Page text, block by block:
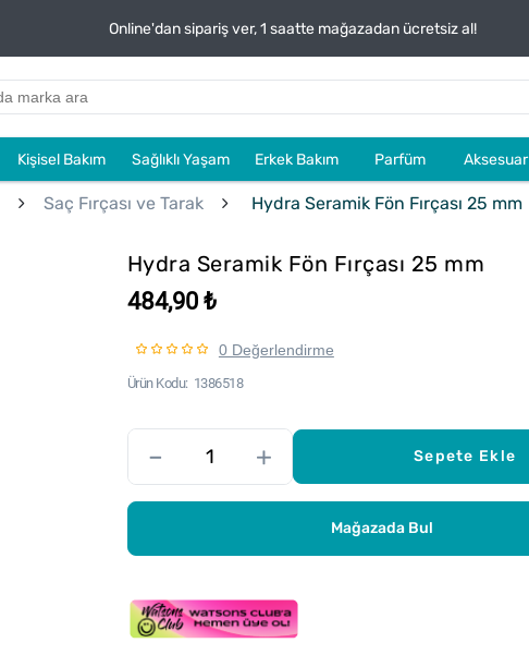
Online'dan sipariş ver, 1 saatte mağazadan ücretsiz al!
Kişisel Bakım Sağlıklı Yaşam Erkek Bakım Parfüm Aksesuar
Saç Fırçası ve Tarak Hydra Seramik Fön Fırçası 25 mm
Hydra Seramik Fön Fırçası 25 mm
484,90 ₺
0 Değerlendirme
Ürün Kodu 1386518
– + Sepete Ekle
Mağazada Bul